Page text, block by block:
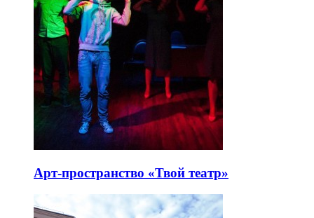
Арт-пространство «Твой театр»